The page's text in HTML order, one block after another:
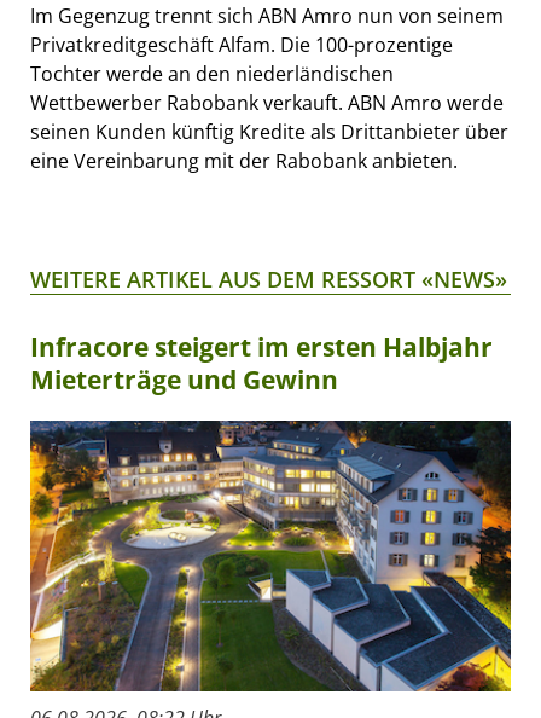
Im Gegenzug trennt sich ABN Amro nun von seinem
Privatkreditgeschäft Alfam. Die 100-prozentige
Tochter werde an den niederländischen
Wettbewerber Rabobank verkauft. ABN Amro werde
seinen Kunden künftig Kredite als Drittanbieter über
eine Vereinbarung mit der Rabobank anbieten.
WEITERE ARTIKEL AUS DEM RESSORT «NEWS»
Infracore steigert im ersten Halbjahr
Mieterträge und Gewinn